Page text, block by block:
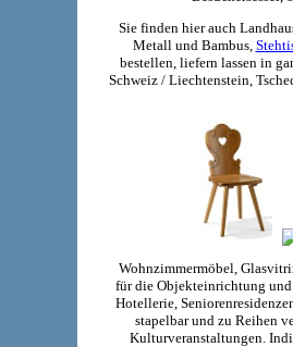
Sie finden hier auch
Metall und Bambus,
bestellen, liefern lassen in
Schweiz / Liechtenstein,
Wohnzimmermöbel,
für die Objekteinrichtung
Hotellerie,
stapelbar und zu Reihen
Kulturveranstaltungen.